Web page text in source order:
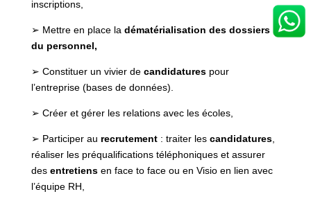
inscriptions,
➢ Mettre en place la dématérialisation des dossiers
du personnel,
➢ Constituer un vivier de candidatures pour
l’entreprise (bases de données).
➢ Créer et gérer les relations avec les écoles,
➢ Participer au recrutement : traiter les candidatures,
réaliser les préqualifications téléphoniques et assurer
des entretiens en face to face ou en Visio en lien avec
l’équipe RH,